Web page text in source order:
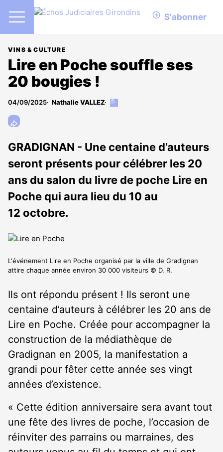
S'abonner
VINS & CULTURE
Lire en Poche souffle ses
20 bougies !
04/09/2025 Nathalie VALLEZ
Cet
abonnés
GRADIGNAN - Une centaine d’auteurs
seront présents pour célébrer les 20
ans du salon du livre de poche Lire en
Poche qui aura lieu du 10 au
12 octobre.
L'événement Lire en Poche organisé par la ville de Gradignan
attire chaque année environ 30 000 visiteurs © D. R.
Ils ont répondu présent ! Ils seront une
centaine d’auteurs à célébrer les 20 ans de
Lire en Poche. Créée pour accompagner la
construction de la médiathèque de
Gradignan en 2005, la manifestation a
grandi pour fêter cette année ses vingt
années d’existence.
« Cette édition anniversaire sera avant tout
une fête des livres de poche, l’occasion de
réinviter des parrains ou marraines, des